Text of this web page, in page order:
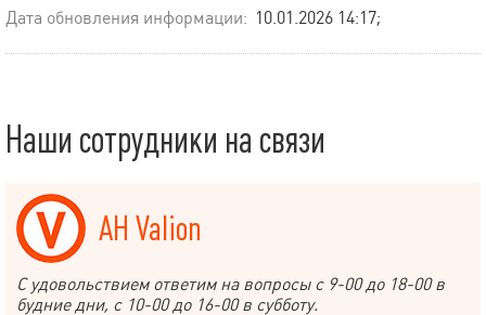
Дата обновления информации: 10.01.2026 14:17;
Наши сотрудники на связи
АН Valion
С удовольствием ответим на вопросы с 9-00 до 18-00 в
будние дни, с 10-00 до 16-00 в субботу.